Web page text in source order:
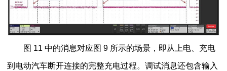
图 11 中的消息对应图 9 所示的场景，即从上电、充电
到电动汽车断开连接的完整充电过程。调试消息还包含输入